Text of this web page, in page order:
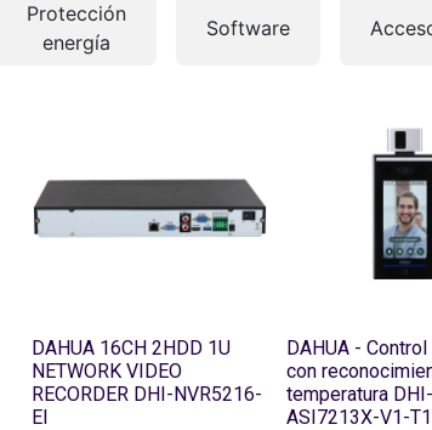
Protección
energía
Software
DAHUA 16CH 2HDD 1U
NETWORK VIDEO
RECORDER DHI-NVR5216-
EI
DAHUA -
con
temperatura DHI-
ASI7213X-V1-T1